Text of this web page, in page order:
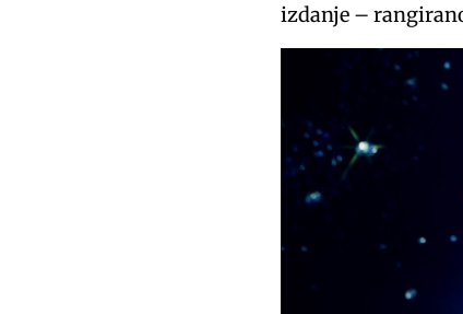
izdanje –